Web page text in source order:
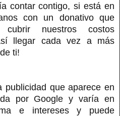
contar contigo, si está en
con un donativo que
nuestros costos
llegar cada vez a más
ti!
publicidad que aparece en
por Google y varía en
e intereses y puede